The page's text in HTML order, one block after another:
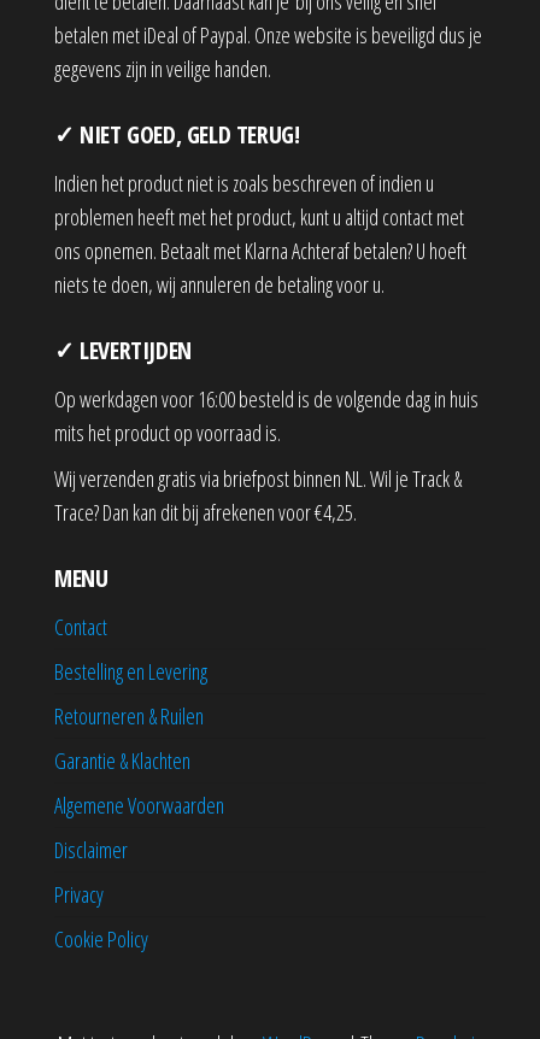
betalen met iDeal of Paypal. Onze website is beveiligd dus je
gegevens zijn in veilige handen.
✓ NIET GOED, GELD TERUG!
Indien het product niet is zoals beschreven of indien u
problemen heeft met het product, kunt u altijd contact met
ons opnemen. Betaalt met Klarna Achteraf betalen? U hoeft
niets te doen, wij annuleren de betaling voor u.
✓ LEVERTIJDEN
Op werkdagen voor 16:00 besteld is de volgende dag in huis
mits het product op voorraad is.
Wij verzenden gratis via briefpost binnen NL. Wil je Track &
Trace? Dan kan dit bij afrekenen voor €4,25.
MENU
Contact
Bestelling en Levering
Retourneren & Ruilen
Garantie & Klachten
Algemene Voorwaarden
Disclaimer
Privacy
Cookie Policy